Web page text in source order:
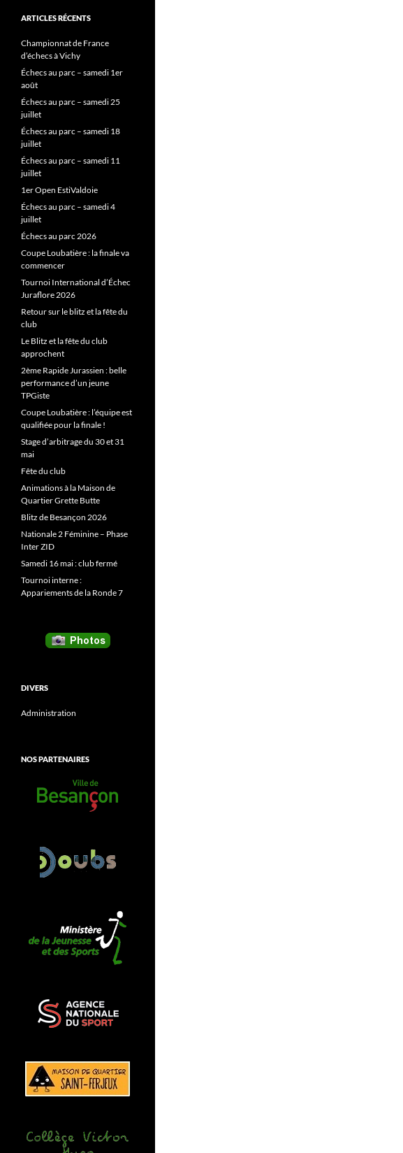
ARTICLES RÉCENTS
Championnat de France
d’échecs à Vichy
Échecs au parc – samedi 1er
août
Échecs au parc – samedi 25
juillet
Échecs au parc – samedi 18
juillet
Échecs au parc – samedi 11
juillet
1er Open EstiValdoie
Échecs au parc – samedi 4
juillet
Échecs au parc 2026
Coupe Loubatière : la finale va
commencer
Tournoi International d’Échec
Juraflore 2026
Retour sur le blitz et la fête du
club
Le Blitz et la fête du club
approchent
2ème Rapide Jurassien : belle
performance d’un jeune
TPGiste
Coupe Loubatière : l’équipe est
qualifiée pour la finale !
Stage d’arbitrage du 30 et 31
mai
Fête du club
Animations à la Maison de
Quartier Grette Butte
Blitz de Besançon 2026
Nationale 2 Féminine – Phase
Inter ZID
Samedi 16 mai : club fermé
Tournoi interne :
Appariements de la Ronde 7
DIVERS
Administration
NOS PARTENAIRES